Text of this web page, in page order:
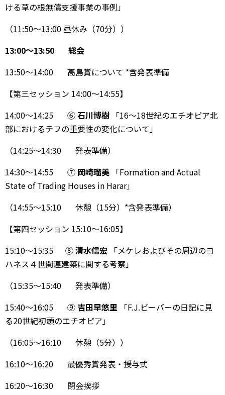
ける草の根無償支援事業の事例」
（11:50〜13:00 昼休み（70分））
13:00〜13:50 総会
13:50〜14:00 高島賞について *含発表準備
【第三セッション 14:00〜14:55】
14:00〜14:25 ⑥石川博樹 「16〜18世紀のエチオピア北
部におけるテフの重要性の変化について」
（14:25〜14:30 発表準備）
14:30〜14:55 ⑦ 岡崎瑠美 「Formation and Actual
State of Trading Houses in Harar」
（14:55〜15:10 休憩（15分）*含発表準備）
【第四セッション 15:10〜16:05】
15:10〜15:35 ⑧清水信宏 「メケレおよびその周辺のヨ
ハネス４世関連建築に関する考察」
（15:35〜15:40 発表準備）
15:40〜16:05 ⑨ 吉田早悠里 「F.J.ビーバーの日記に見
る20世紀初頭のエチオピア」
（16:05〜16:10 休憩（5分））
16:10〜16:20 最優秀賞発表・授与式
16:20〜16:30 閉会挨拶